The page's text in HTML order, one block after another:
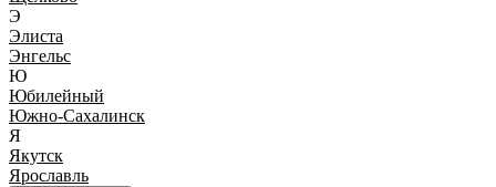
Э
Элиста
Энгельс
Ю
Юбилейный
Южно-Сахалинск
Я
Якутск
Ярославль